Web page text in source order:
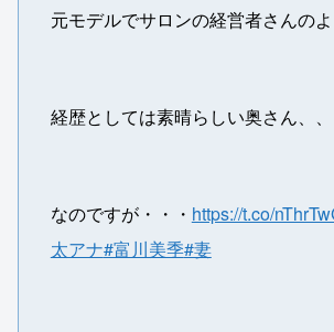
元モデルでサロンの経営者さんのよ
経歴としては素晴らしい奥さん、、
なのですが・・・ https://t.co/
太アナ#富川美季#妻